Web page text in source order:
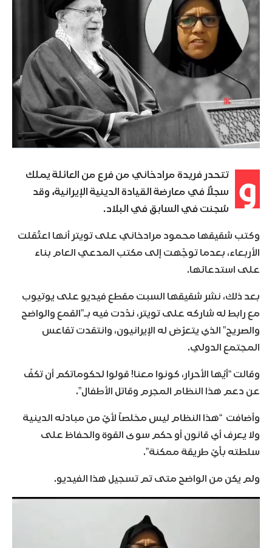
و
تتحدر فريدة مرادخاني من فرع من العائلة يملك
سجلّاً في معارضة القيادة الدينية الإيرانية، وقد
سُجنت في السابق في البلاد.
وكتب شقيقها محمود مرادخاني على تويتر أنها اعتُقلت
الأربعاء، بعدما توجّهت إلى مكتب المدعي العام بناء
على استدعائها.
بعد ذلك، نشر شقيقها السبت مقطع فيديو على يوتيوب
مع رابط له شاركه على تويتر، ندّدت فيه بـ”القمع والواضح
والصريح” الذي يتعرّض له الإيرانيون، وانتقدت تقاعس
المجتمع الدولي.
وقالت “أيّها الأحرار، كونوا معنا! قولوا لحكوماتكم أن تكفّ
عن دعم هذا النظام المجرم وقاتل الأطفال”.
وأضافت “هذا النظام ليس مخلصاً لأيّ من مبادئه الدينية
ولا يعرف أي قانون أو حكم سوى القوة والحفاظ على
سلطته بأيّ طريقة ممكنة”.
ولم يكن من الواضح متى تم تسجيل هذا الفيديو.